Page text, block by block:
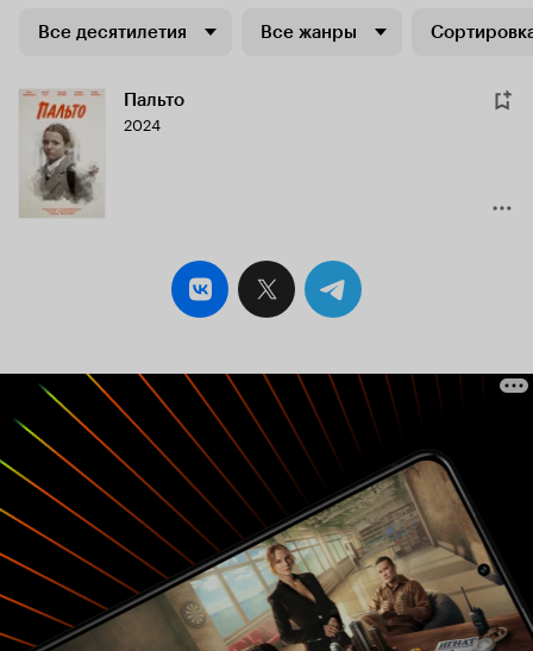
Все десятилетия Все жанры
Пальто
2024